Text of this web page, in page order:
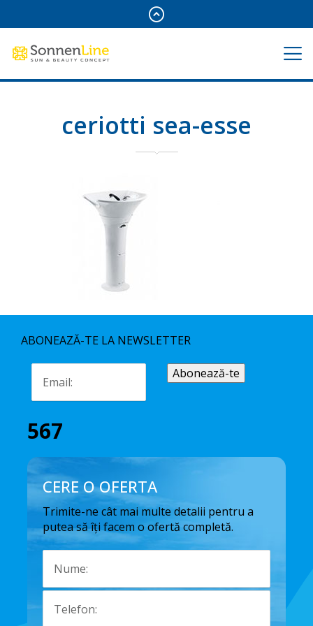
ceriotti sea-esse
ABONEAZĂ-TE LA NEWSLETTER
567
CERE O OFERTA
Trimite-ne cât mai multe detalii pentru a
putea să îți facem o ofertă completă.